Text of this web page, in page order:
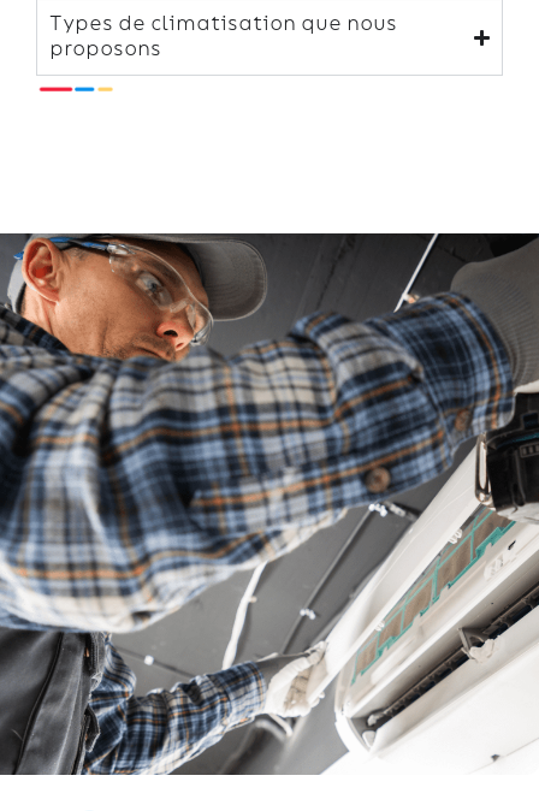
Types de climatisation que nous
proposons